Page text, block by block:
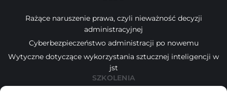
Rażące naruszenie prawa, czyli nieważność decyzji
administracyjnej
Cyberbezpieczeństwo administracji po nowemu
Wytyczne dotyczące wykorzystania sztucznej inteligencji w
jst
SZKOLENIA